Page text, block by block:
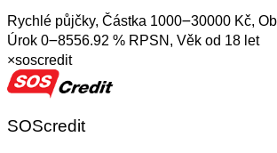
Rychlé půjčky, Částka 1000౼30000 Kč,
Úrok 0౼8556.92 % RPSN, Věk od 18 let
×soscredit
SOScredit